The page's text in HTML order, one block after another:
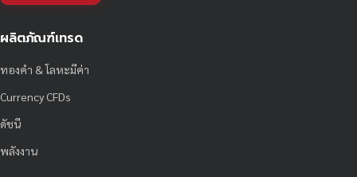
ผลิตภัณฑ์เทรด
ทองคำ & โลหะมีค่า
Currency CFDs
ดัชนี
พลังงาน